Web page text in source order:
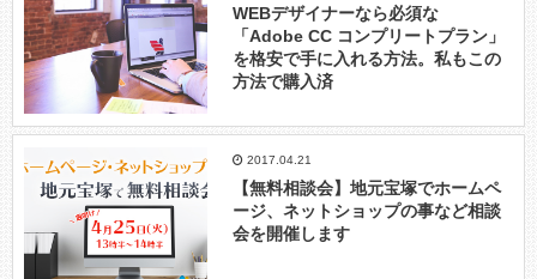
WEBデザイナーなら必須な
「Adobe CC コンプリートプラン」
を格安で手に入れる方法。私もこの
方法で購入済
2017.04.21
【無料相談会】地元宝塚でホームペ
ージ、ネットショップの事など相談
会を開催します